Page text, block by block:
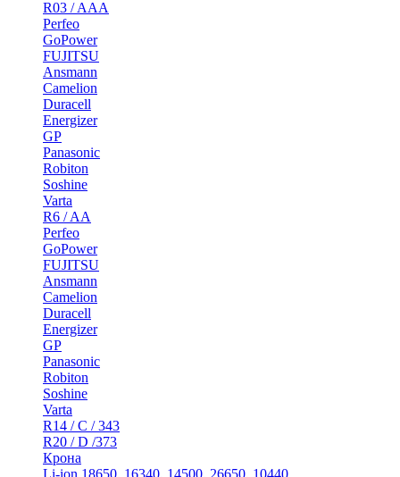
R03 / AAA
Perfeo
GoPower
FUJITSU
Ansmann
Camelion
Duracell
Energizer
GP
Panasonic
Robiton
Soshine
Varta
R6 / AA
Perfeo
GoPower
FUJITSU
Ansmann
Camelion
Duracell
Energizer
GP
Panasonic
Robiton
Soshine
Varta
R14 / C / 343
R20 / D /373
Крона
Li-ion 18650, 16340, 14500, 26650, 10440